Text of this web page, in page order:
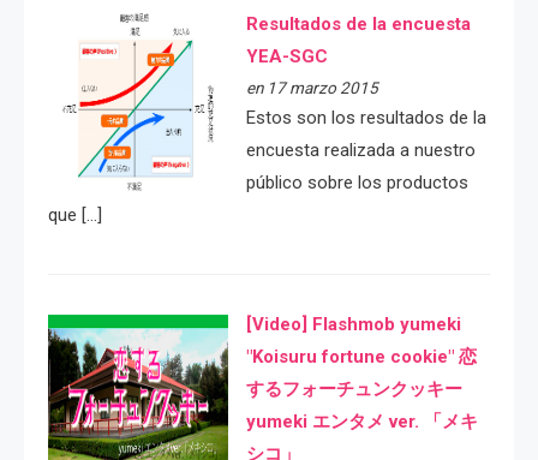
Resultados de la encuesta
YEA-SGC
en 17 marzo 2015
Estos son los resultados de la
encuesta realizada a nuestro
público sobre los productos
que […]
[Video] Flashmob yumeki
"Koisuru fortune cookie" 恋
するフォーチュンクッキー
yumeki エンタメ ver. 「メキ
シコ」